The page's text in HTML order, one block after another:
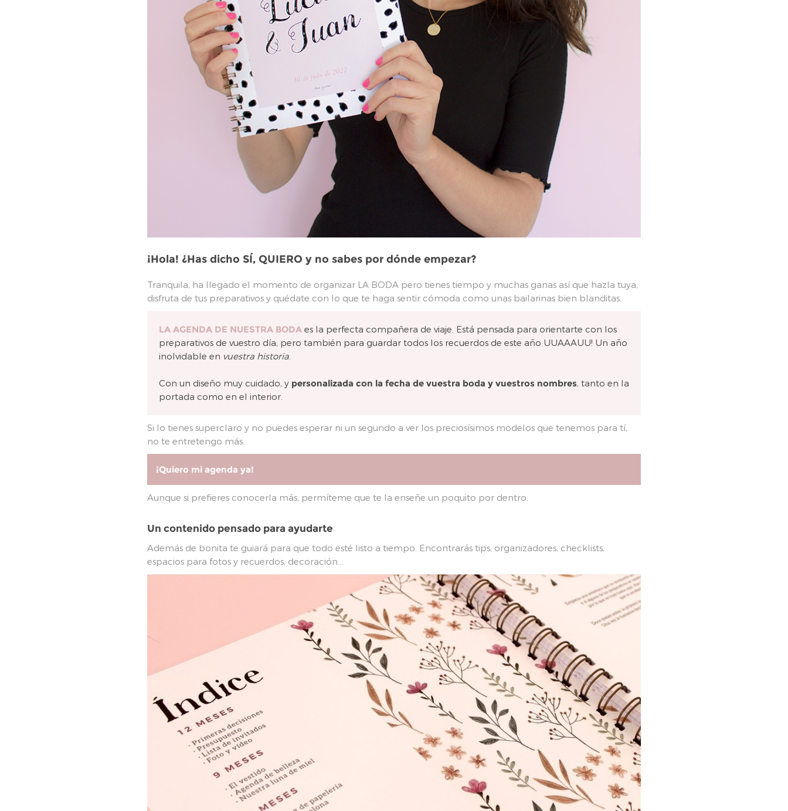
¡Hola! ¿Has dicho SÍ, QUIERO y no sabes por dónde empezar?
Tranquila, ha llegado el momento de organizar LA BODA pero tienes tiempo y muchas ganas así que hazla tuya,
disfruta de tus preparativos y quédate con lo que te haga sentir cómoda como unas bailarinas bien blanditas.
LA AGENDA DE NUESTRA BODA es la perfecta compañera de viaje. Está pensada para orientarte con los
preparativos de vuestro día, pero también para guardar todos los recuerdos de este año UUAAAUU! Un año
inolvidable en vuestra historia.
Con un diseño muy cuidado, y personalizada con la fecha de vuestra boda y vuestros nombres , tanto en la
portada como en el interior.
Si lo tienes superclaro y no puedes esperar ni un segundo a ver los preciosísimos modelos que tenemos para tí,
no te entretengo más.
¡Quiero mi agenda ya!
Aunque si prefieres conocerla más, permíteme que te la enseñe un poquito por dentro.
Un contenido pensado para ayudarte
Además de bonita te guiará para que todo esté listo a tiempo. Encontrarás tips, organizadores, checklists,
espacios para fotos y recuerdos, decoración...